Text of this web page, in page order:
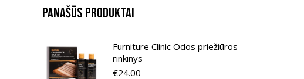
Panašūs produktai
Furniture Clinic Odos priežiūros
rinkinys
€24.00